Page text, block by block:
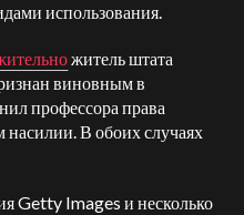
использования.
житель штата
виновным в
профессора права
насилии. В обоих случаях
Getty Images и несколько